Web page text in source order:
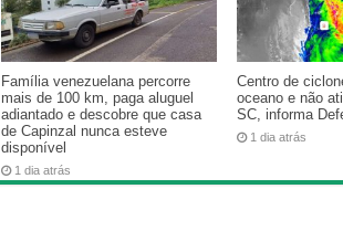
Família venezuelana percorre
mais de 100 km, paga aluguel
adiantado e descobre que casa
de Capinzal nunca esteve
disponível
1 dia atrás
Centro de
oceano e não
SC, informa
1 dia atrás